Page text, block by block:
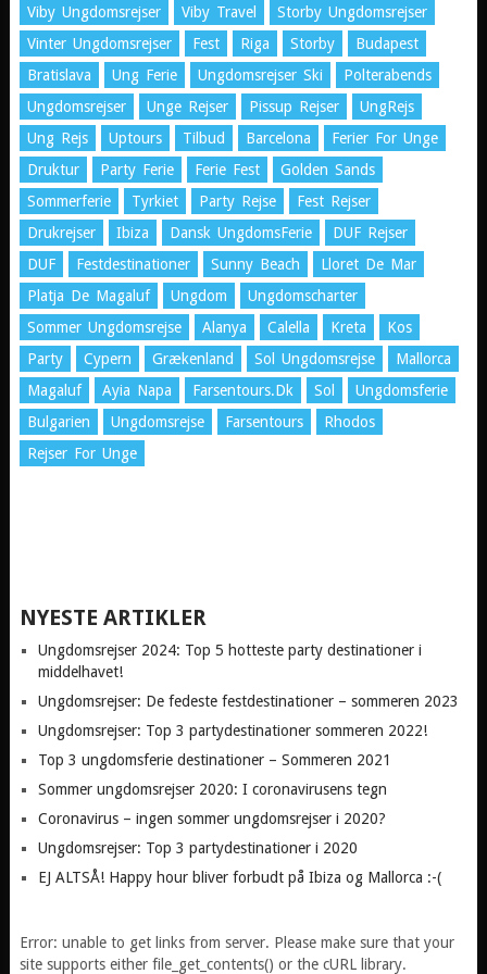
Viby Ungdomsrejser Viby Travel
Storby Ungdomsrejser
Vinter Ungdomsrejser
Fest Riga Storby
Budapest
Bratislava
Ung Ferie Ungdomsrejser Ski
Polterabends
Ungdomsrejser
Unge Rejser Pissup Rejser
UngRejs
Ung Rejs
Uptours Tilbud Barcelona
Ferier For Unge
Druktur
Party Ferie Ferie Fest
Golden Sands
Sommerferie
Tyrkiet Party Rejse
Fest Rejser
Drukrejser
Ibiza Dansk UngdomsFerie
DUF Rejser
DUF
Festdestinationer Sunny Beach
Lloret De Mar
Platja De Magaluf
Ungdom
Ungdomscharter
Sommer Ungdomsrejse
Alanya Calella Kreta
Kos
Party
Cypern Grækenland Sol Ungdomsrejse
Mallorca
Magaluf
Ayia Napa Farsentours.dk Sol
Ungdomsferie
Bulgarien
Ungdomsrejse Farsentours
Rhodos
Rejser For Unge
NYESTE ARTIKLER
Ungdomsrejser 2024: Top 5 hotteste party destinationer i
middelhavet!
Ungdomsrejser: De fedeste festdestinationer – sommeren 2023
Ungdomsrejser: Top 3 partydestinationer sommeren 2022!
Top 3 ungdomsferie destinationer – Sommeren 2021
Sommer ungdomsrejser 2020: I coronavirusens tegn
Coronavirus – ingen sommer ungdomsrejser i 2020?
Ungdomsrejser: Top 3 partydestinationer i 2020
EJ ALTSÅ! Happy hour bliver forbudt på Ibiza og Mallorca :-(
Error: unable to get links from server. Please make sure that your
site supports either file_get_contents() or the cURL library.